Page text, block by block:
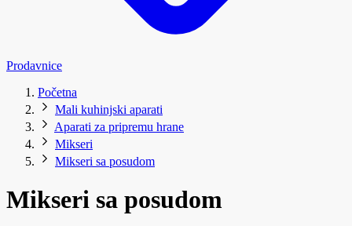
Prodavnice
Početna
Mali kuhinjski aparati
Aparati za pripremu hrane
Mikseri
Mikseri sa posudom
Mikseri sa posudom